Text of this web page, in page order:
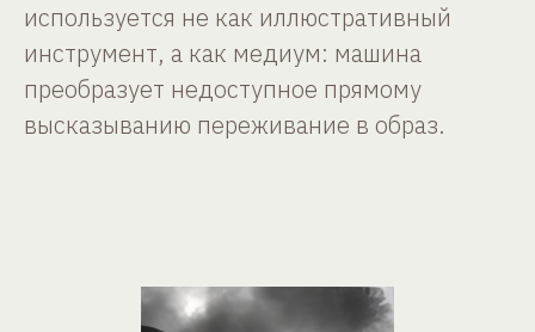
используется не как иллюстративный
инструмент, а как медиум: машина
преобразует недоступное прямому
высказыванию переживание в образ.